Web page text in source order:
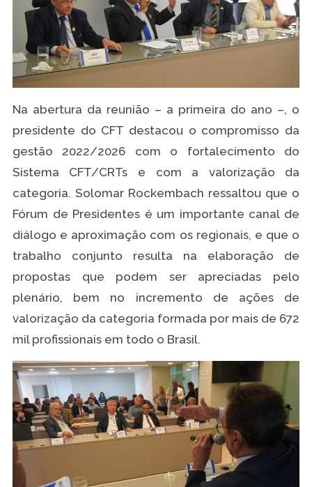
Na abertura da reunião – a primeira do ano –, o
presidente do CFT destacou o compromisso da
gestão 2022/2026 com o fortalecimento do
Sistema CFT/CRTs e com a valorização da
categoria. Solomar Rockembach ressaltou que o
Fórum de Presidentes é um importante canal de
diálogo e aproximação com os regionais, e que o
trabalho conjunto resulta na elaboração de
propostas que podem ser apreciadas pelo
plenário, bem no incremento de ações de
valorização da categoria formada por mais de 672
mil profissionais em todo o Brasil.